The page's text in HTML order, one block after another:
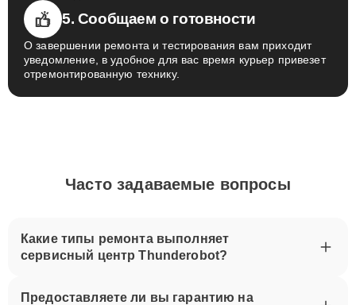
5. Сообщаем о готовности
О завершении ремонта и тестирования вам приходит
уведомление, в удобное для вас время курьер привезет
отремонтированную технику.
Часто задаваемые вопросы
Какие типы ремонта выполняет
сервисный центр Thunderobot?
Предоставляете ли вы гарантию на